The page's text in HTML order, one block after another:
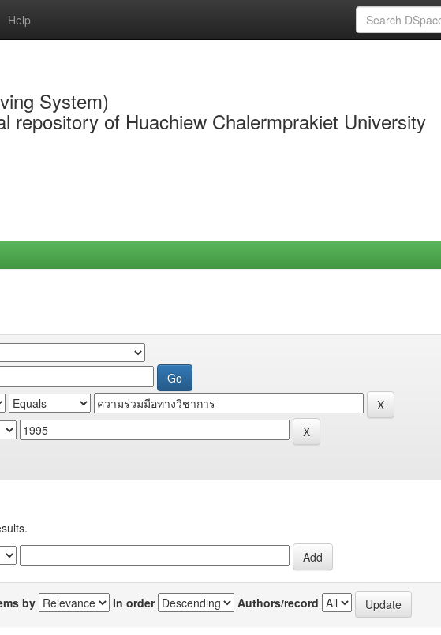
Help
System)
repository of Huachiew Chalermprakiet University
by In order Authors/record